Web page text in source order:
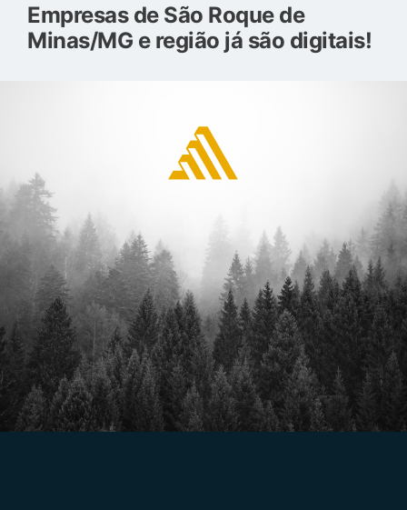
Empresas de São Roque de
Minas/MG e região já são digitais!